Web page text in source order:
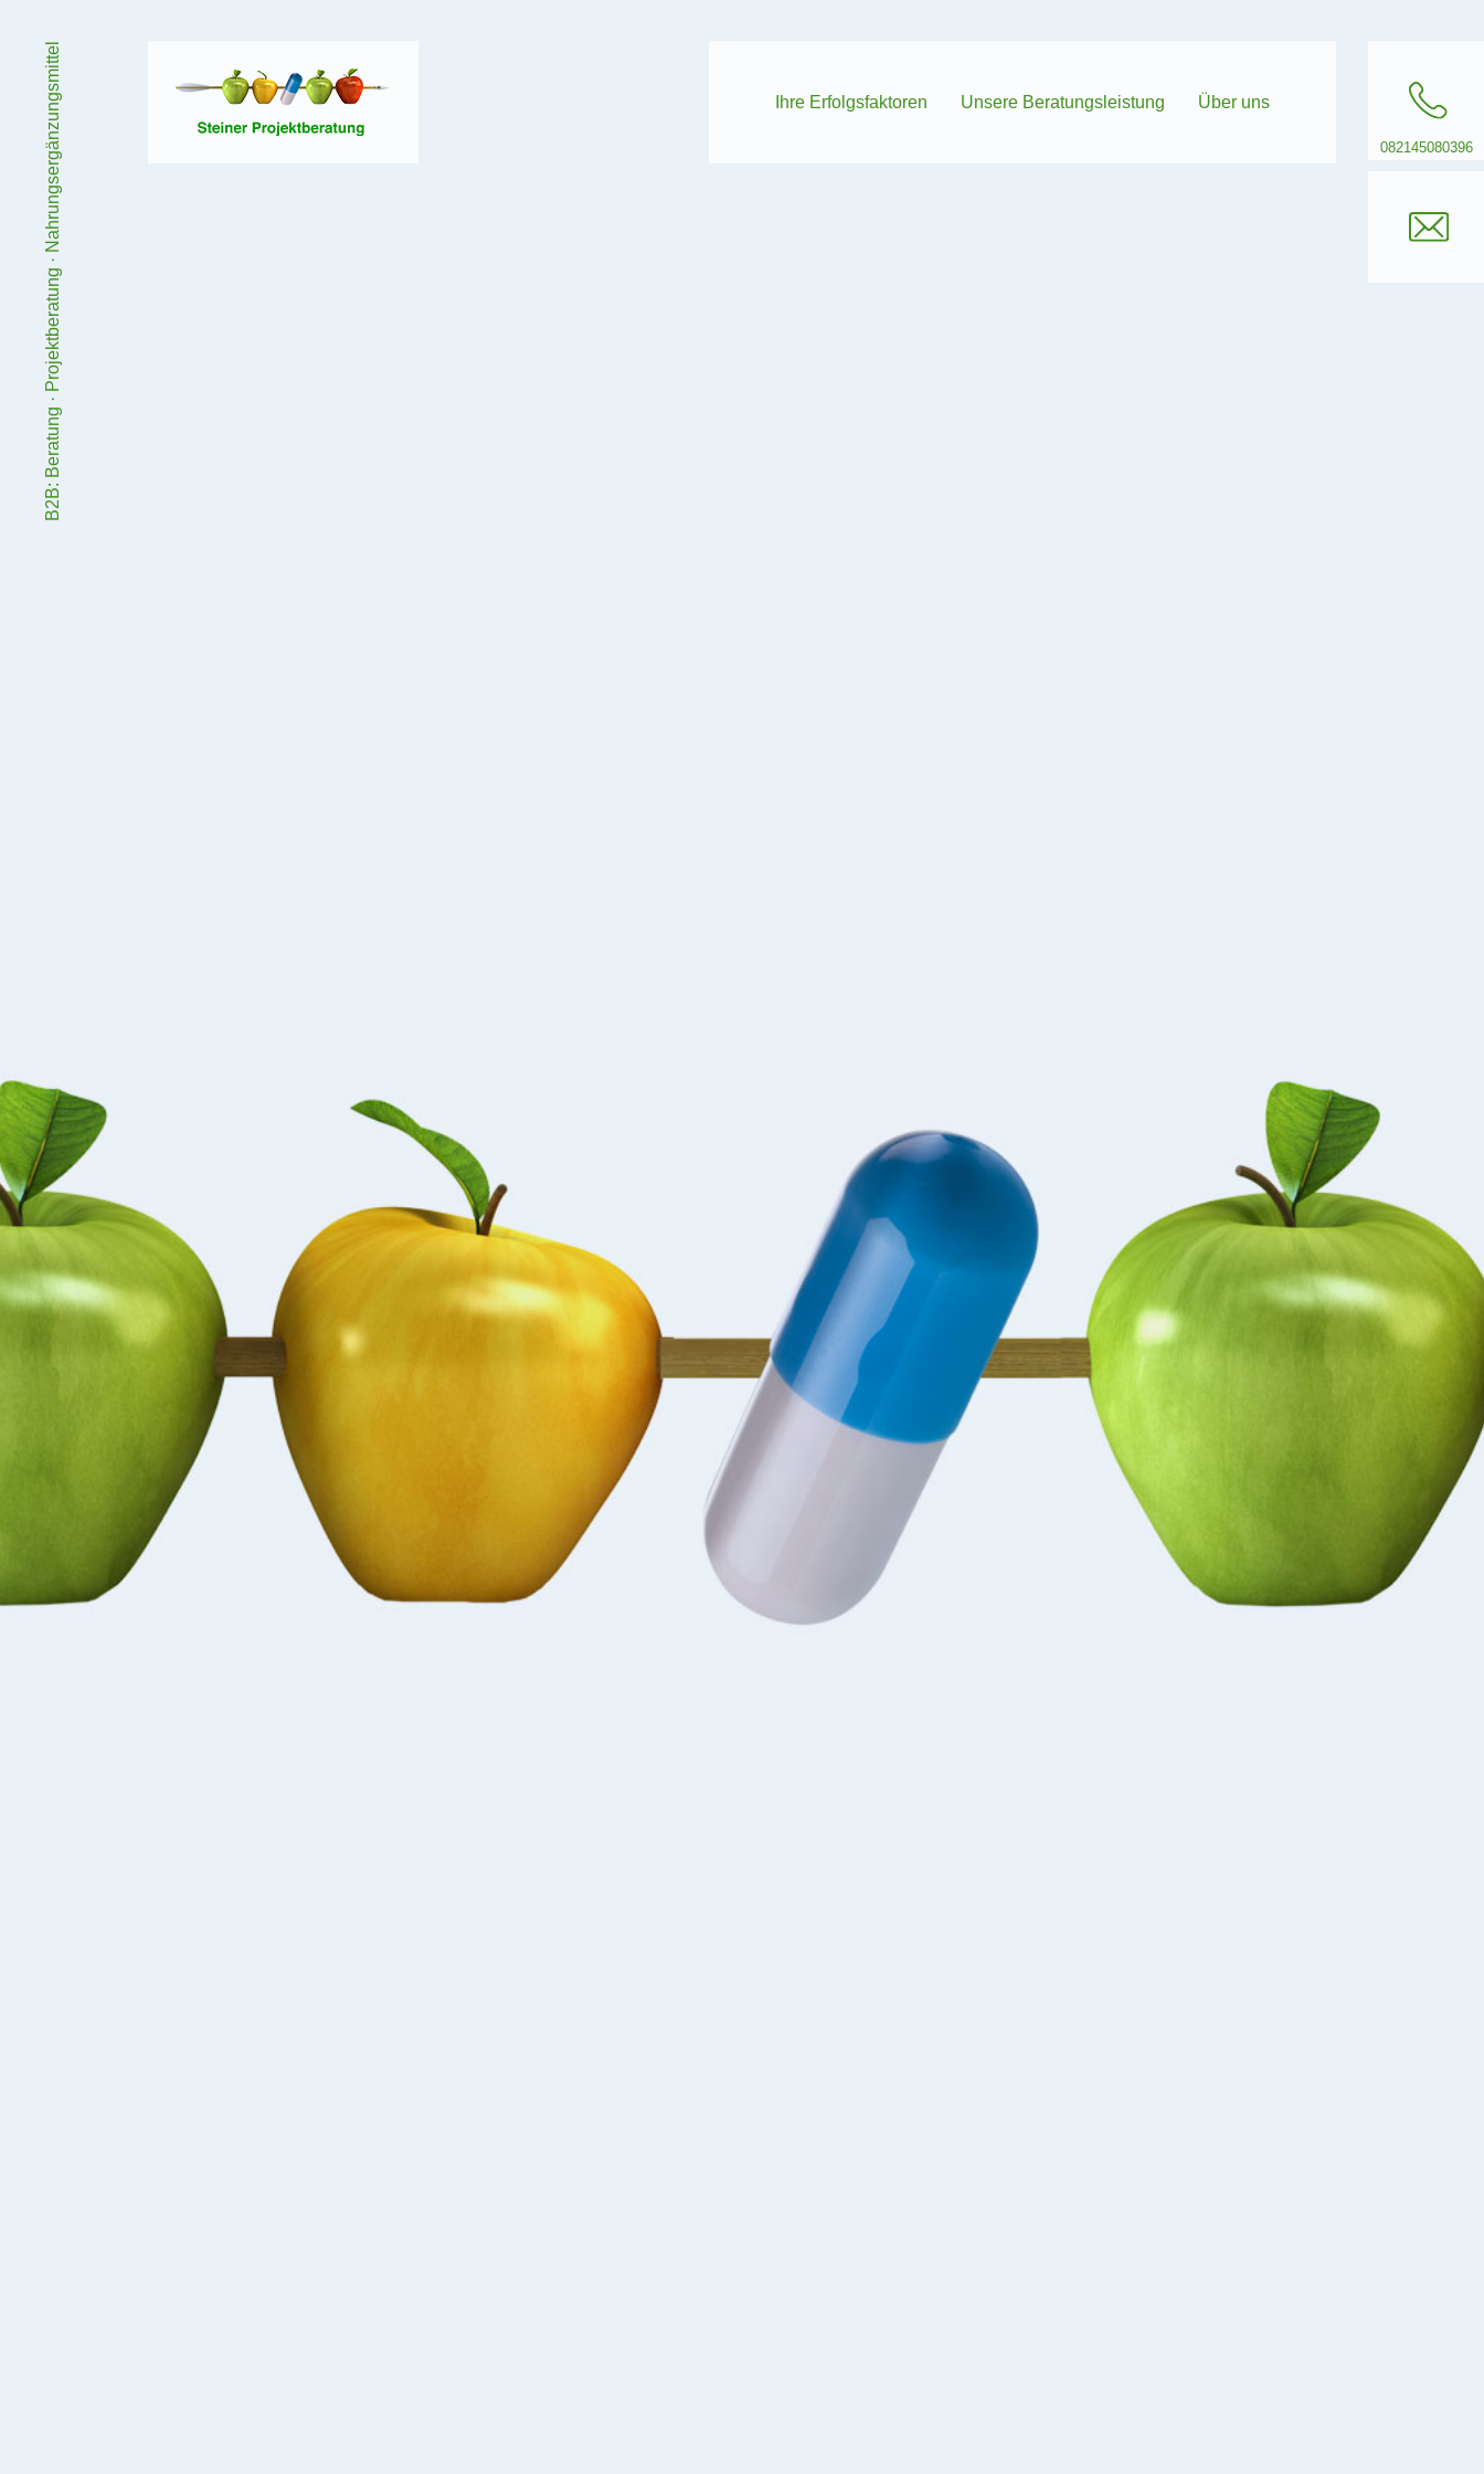
B2B: Beratung · Projektberatung · Nahrungsergänzungsmittel Ihre Erfolgsfaktoren Unsere Beratungsleistung Über uns
082145080396